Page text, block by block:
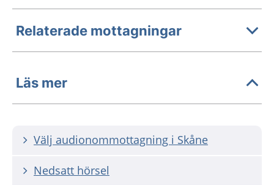
Relaterade mottagningar
Läs mer
Välj audionommottagning i Skåne
Nedsatt hörsel